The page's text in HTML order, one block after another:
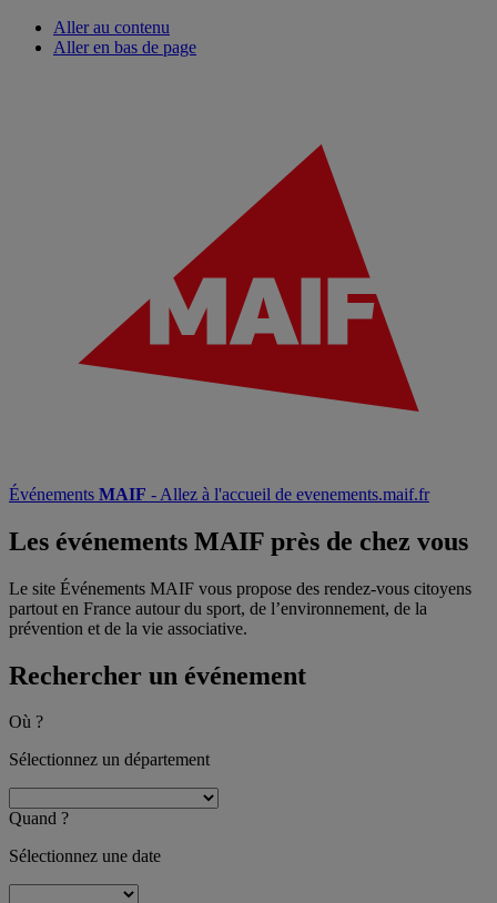
Aller au contenu
Aller en bas de page
Événements MAIF - Allez à l'accueil de evenements.maif.fr
Les événements MAIF près de chez vous
Le site Événements MAIF vous propose des rendez-vous citoyens
partout en France autour du sport, de l’environnement, de la
prévention et de la vie associative.
Rechercher un événement
Où ?
Sélectionnez un département
Quand ?
Sélectionnez une date